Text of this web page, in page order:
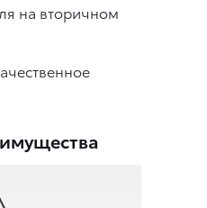
на вторичном